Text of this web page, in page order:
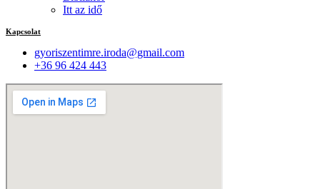
Itt az idő
Kapcsolat
gyoriszentimre.iroda@gmail.com
+36 96 424 443